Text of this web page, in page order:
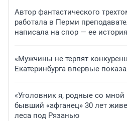
Автор фантастического
работала в Перми
написала на спор — ее история
«Мужчины не терпят
Екатеринбурга впервые
«Уголовник я, родные со мной
бывший «афганец» 30 лет
леса под Рязанью